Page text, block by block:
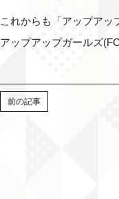
これからも「アップアッ
アップアップガールズ
前の記事